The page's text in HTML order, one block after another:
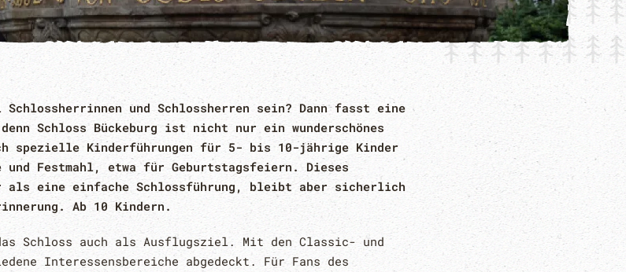
Schlossherrinnen und Schlossherren sein? Dann fasst eine
Schloss Bückeburg ist nicht nur ein wunderschönes
spezielle Kinderführungen für 5- bis 10-jährige Kinder
und Festmahl, etwa für Geburtstagsfeiern. Dieses
als eine einfache Schlossführung, bleibt aber sicherlich
Ab 10 Kindern.
Schloss auch als Ausflugsziel. Mit den Classic- und
Interessensbereiche abgedeckt. Für Fans des